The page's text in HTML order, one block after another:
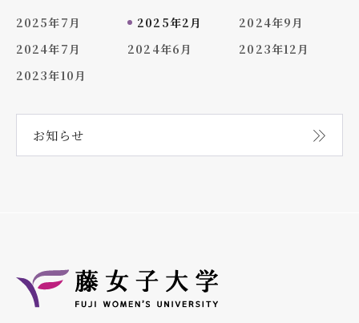
2025年7月 2025年2月
2024年9月
2024年7月
2024年6月
2023年12月
2023年10月
お知らせ